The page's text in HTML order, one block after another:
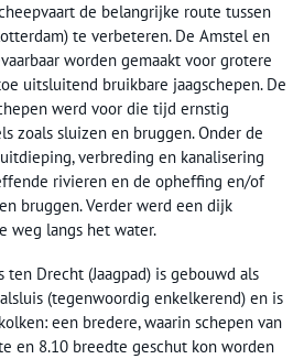
de belangrijke route tussen
te verbeteren. De Amstel en
worden gemaakt voor grotere
uitsluitend bruikbare jaagschepen. De
werd voor die tijd ernstig
zoals sluizen en bruggen. Onder de
verbreding en kanalisering
rivieren en de opheffing en/of
bruggen. Verder werd een dijk
weg langs het water.
Drecht (Jaagpad) is gebouwd als
(tegenwoordig enkelkerend) en is
een bredere, waarin schepen van
en 8.10 breedte geschut kon worden